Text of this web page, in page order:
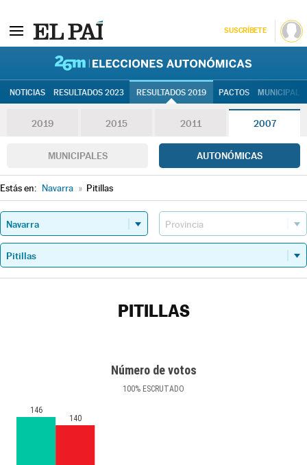
SUSCRÍBETE
NOTICIAS RESULTADOS 2023 RESULTADOS 2019 PACTOS
2019 2015 2011 2007
MUNICIPALES AUTONÓMICAS
Estás en: Navarra » Pitillas
PITILLAS
Número de votos
100% ESCRUTADO
146
140